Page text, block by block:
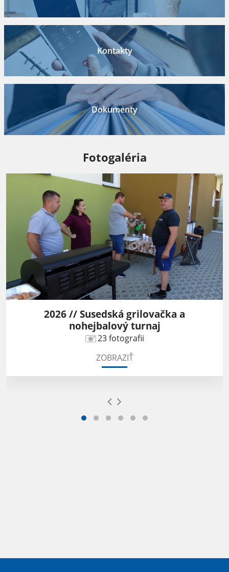
Kontakty
Dokumenty
Fotogaléria
2026 // Susedská grilovačka a
nohejbalový turnaj
23 fotografii
ZOBRAZIŤ